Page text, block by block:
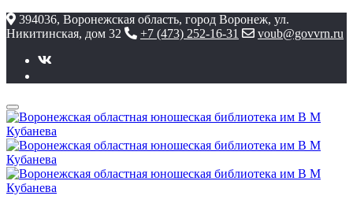
394036, Воронежская область, город Воронеж, ул.
Никитинская, дом 32
+7 (473) 252-16-31 voub@govvrn.ru